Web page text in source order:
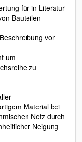
für in Literatur
Bauteilen
von
um
zu
Material bei
Netz durch
Neigung